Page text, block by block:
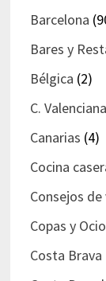
Barcelona
Bares y
Bélgica (2)
C. Valenciana
Canarias (4)
Cocina
Consejos de
Copas y
Costa Brava